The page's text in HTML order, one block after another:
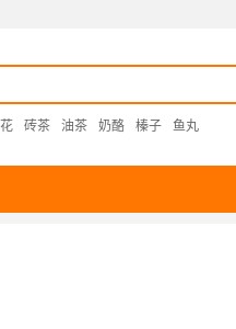
砖茶 油茶 奶酪 榛子 鱼丸